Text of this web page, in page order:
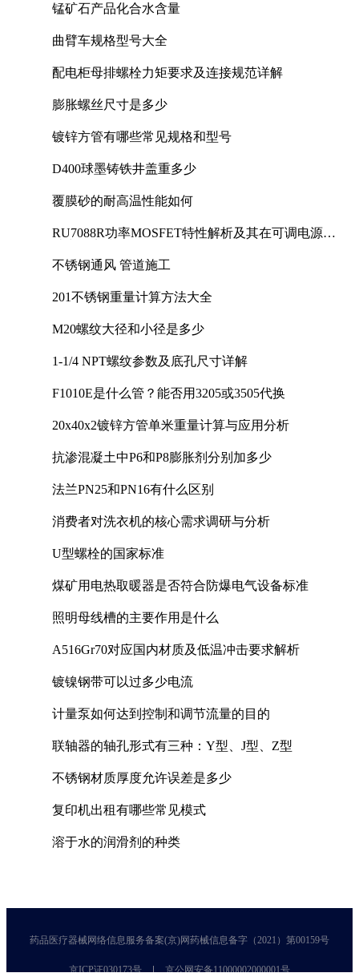
锰矿石产品化合水含量
曲臂车规格型号大全
配电柜母排螺栓力矩要求及连接规范详解
膨胀螺丝尺寸是多少
镀锌方管有哪些常见规格和型号
D400球墨铸铁井盖重多少
覆膜砂的耐高温性能如何
RU7088R功率MOSFET特性解析及其在可调电源设
不锈钢通风 管道施工
201不锈钢重量计算方法大全
M20螺纹大径和小径是多少
1-1/4 NPT螺纹参数及底孔尺寸详解
F1010E是什么管？能否用3205或3505代换
20x40x2镀锌方管单米重量计算与应用分析
抗渗混凝土中P6和P8膨胀剂分别加多少
法兰PN25和PN16有什么区别
消费者对洗衣机的核心需求调研与分析
U型螺栓的国家标准
煤矿用电热取暖器是否符合防爆电气设备标准
照明母线槽的主要作用是什么
A516Gr70对应国内材质及低温冲击要求解析
镀镍钢带可以过多少电流
计量泵如何达到控制和调节流量的目的
联轴器的轴孔形式有三种：Y型、J型、Z型
不锈钢材质厚度允许误差是多少
复印机出租有哪些常见模式
溶于水的润滑剂的种类
药品医疗器械网络信息服务备案(京)网药械信息备字（2021）第00159号
京ICP证030173号 京公网安备11000002000001号